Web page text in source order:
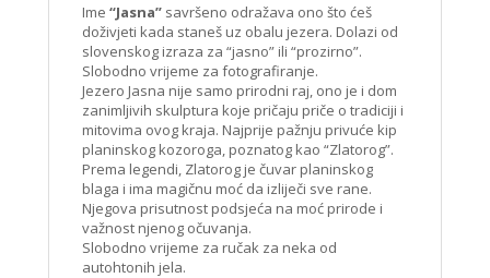
Ime “Jasna” savršeno odražava ono što ćeš
doživjeti kada staneš uz obalu jezera. Dolazi od
slovenskog izraza za “jasno” ili “prozirno”.
Slobodno vrijeme za fotografiranje.
Jezero Jasna nije samo prirodni raj, ono je i dom
zanimljivih skulptura koje pričaju priče o tradiciji i
mitovima ovog kraja. Najprije pažnju privuće kip
planinskog kozoroga, poznatog kao “Zlatorog”.
Prema legendi, Zlatorog je čuvar planinskog
blaga i ima magičnu moć da izliječi sve rane.
Njegova prisutnost podsjeća na moć prirode i
važnost njenog očuvanja.
Slobodno vrijeme za ručak za neka od
autohtonih jela.